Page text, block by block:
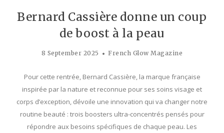
Bernard Cassière donne un coup
de boost à la peau
8 September 2025 French Glow Magazine
Pour cette rentrée, Bernard Cassière, la marque française
inspirée par la nature et reconnue pour ses soins visage et
corps d’exception, dévoile une innovation qui va changer notre
routine beauté : trois boosters ultra-concentrés pensés pour
répondre aux besoins spécifiques de chaque peau. Les